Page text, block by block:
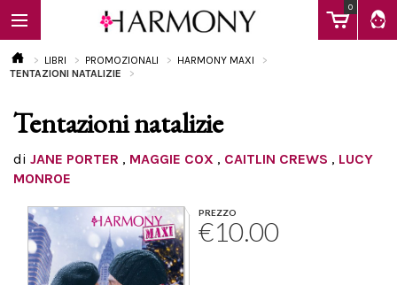
0
EBOOK
LIBRI
Calendario
LIBRI PROMOZIONALI
HARMONY MAXI
TENTAZIONI NATALIZIE
Tentazioni natalizie
di JANE PORTER , MAGGIE COX , CAITLIN CREWS , LUCY
MONROE
PREZZO
€10.00